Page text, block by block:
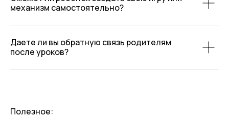
механизм самостоятельно?
Даете ли вы обратную связь родителям
после уроков?
Полезное: